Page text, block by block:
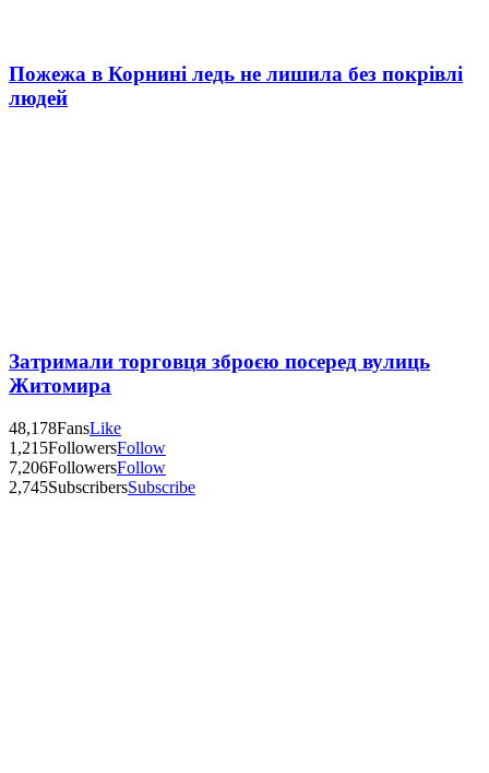
Пожежа в Корнині ледь не лишила без покрівлі
людей
Затримали торговця зброєю посеред вулиць
Житомира
48,178FansLike
1,215FollowersFollow
7,206FollowersFollow
2,745SubscribersSubscribe